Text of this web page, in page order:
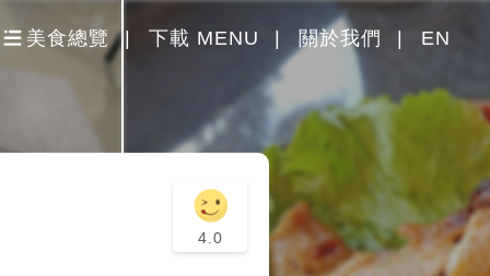
美食總覽 下載 MENU 關於我們 EN
4.0